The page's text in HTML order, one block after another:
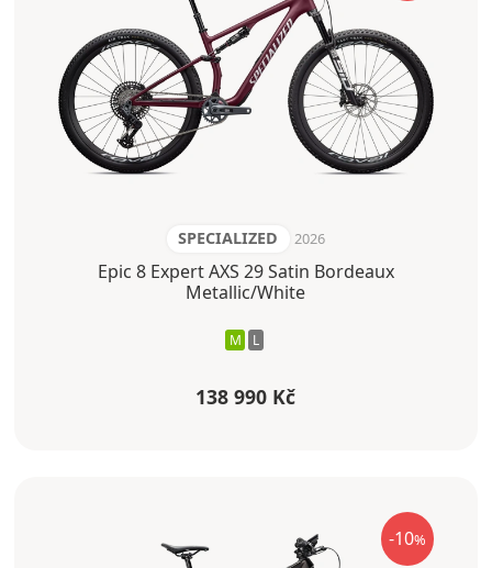
SPECIALIZED 2026
Epic 8 Expert AXS 29 Satin Bordeaux
Metallic/White
M L
138 990 Kč
-10%